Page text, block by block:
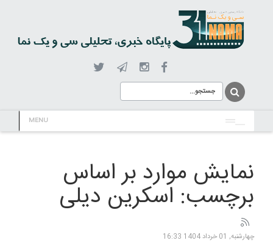
MENU
نمایش موارد بر اساس
برچسب: اسکرین دیلی
چهارشنبه, 01 خرداد 1404 16:33